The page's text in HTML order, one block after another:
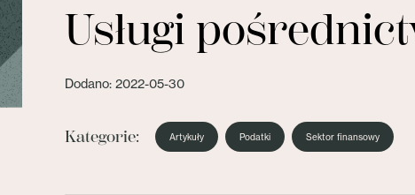
Usługi
Dodano: 2022-05-30
Kategorie: Artykuły Podatki Sektor finansowy